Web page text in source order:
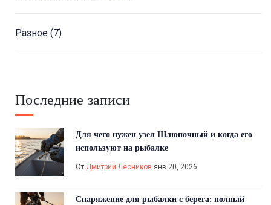
Разное (7)
Последние записи
Для чего нужен узел Шлюпочный и когда его
используют на рыбалке
От Дмитрий Лесников янв 20, 2026
Снаряжение для рыбалки с берега: полный